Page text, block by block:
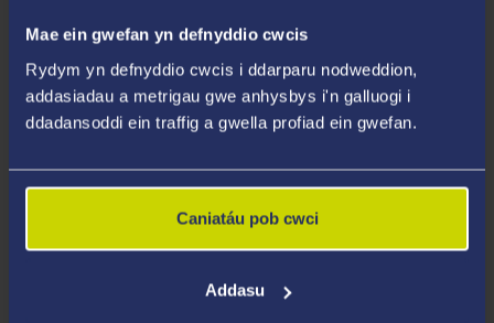
Mae ein gwefan yn defnyddio cwcis
Rydym yn defnyddio cwcis i ddarparu nodweddion,
addasiadau a metrigau gwe anhysbys i'n galluogi i
ddadansoddi ein traffig a gwella profiad ein gwefan.
Caniatáu pob cwci
Addasu
Cymerwch olwg ar y cyrsiau l-raddedig a addysgir
rydym yn eu cynnig.
Cyrsiau Ymchwil Ol-